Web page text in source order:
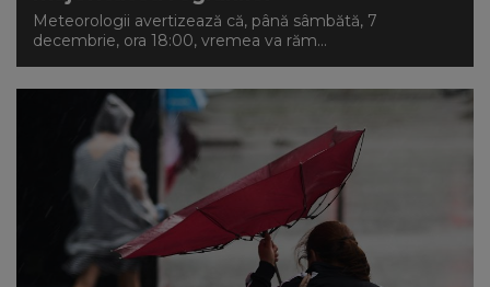
Meteorologii avertizează că, până sâmbătă, 7
decembrie, ora 18:00, vremea va răm...